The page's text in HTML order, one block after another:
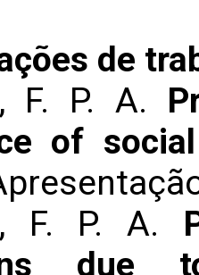
de
F. P. A.
of
F. P. A.
due